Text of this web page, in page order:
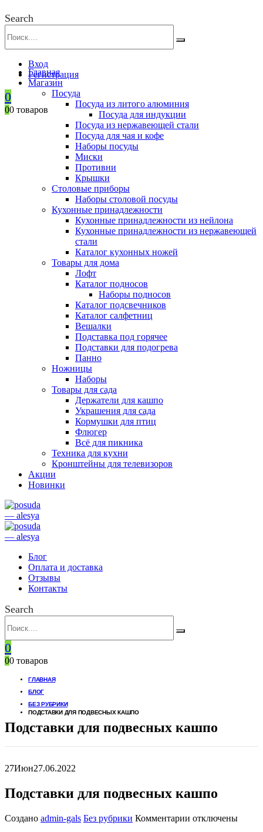
Search
Вход
Регистрация
0
00 товаров
Главная
Магазин
Посуда
Посуда из литого алюминия
Посуда для индукции
Посуда из нержавеющей стали
Посуда для чая и кофе
Наборы посуды
Миски
Противни
Крышки
Столовые приборы
Наборы столовой посуды
Кухонные принадлежности
Кухонные принадлежности из нейлона
Кухонные принадлежности из нержавеющей
стали
Каталог кухонных ножей
Товары для дома
Лофт
Каталог подносов
Наборы подносов
Каталог подсвечников
Каталог салфетниц
Вешалки
Подставка под горячее
Подставки для подогрева
Панно
Ножницы
Наборы
Товары для сада
Держатели для кашпо
Украшения для сада
Кормушки для птиц
Флюгер
Всё для пикника
Техника для кухни
Кронштейны для телевизоров
Акции
Новинки
Блог
Оплата и доставка
Отзывы
Контакты
Search
0
00 товаров
ГЛАВНАЯ
БЛОГ
БЕЗ РУБРИКИ
ПОДСТАВКИ ДЛЯ ПОДВЕСНЫХ КАШПО
Подставки для подвесных кашпо
27Июн27.06.2022
Подставки для подвесных кашпо
Создано admin-gals Без рубрики Комментарии котключены